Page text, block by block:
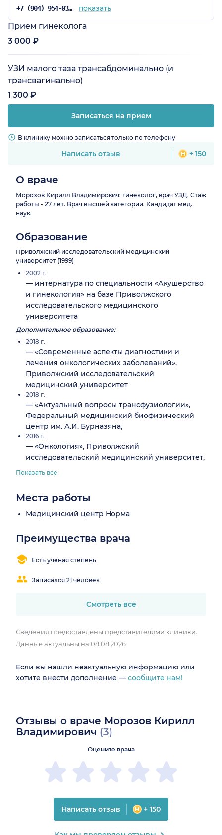
+7 (904) 954-03-78 показать
Прием гинеколога
3 000 ₽
УЗИ малого таза трансабдоминально (и
трансвагинально)
1 300 ₽
Записаться на прием
В клинику можно записаться только по телефону
Написать отзыв + 150
О враче
Морозов Кирилл Владимирович: гинеколог, врач УЗД. Стаж
работы - 27 лет. Врач высшей категории. Кандидат мед.
наук.
Образование
Приволжский исследовательский медицинский
университет (1999)
2002 г.
— интернатура по специальности «Акушерство
и гинекология» на базе Приволжского
исследовательского медицинского
университета
Дополнительное образование:
2018 г.
— «Современные аспекты диагностики и
лечения онкологических заболеваний»,
Приволжский исследовательский
медицинский университет
2018 г.
— «Актуальный вопросы трансфузиологии»,
Федеральный медицинский биофизический
центр им. А.И. Бурназяна,
2016 г.
— «Онкология», Приволжский
исследовательский медицинский университет,
Показать все
Места работы
Медицинский центр Норма
Преимущества врача
Есть ученая степень
Записался 21 человек
Смотреть все
Сведения предоставлены представителями клиники.
Данные актуальны на 08.08.2026
Если вы нашли неактуальную информацию или
хотите внести дополнение — сообщите нам!
Отзывы о враче Морозов Кирилл
Владимирович (3)
Оцените врача
Написать отзыв + 150